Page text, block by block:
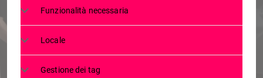
SAN TOMASO, L’ARTE APRE LE
today 7 LUGLIO 2026
Funzionalità necessaria
Locale
Gestione dei tag